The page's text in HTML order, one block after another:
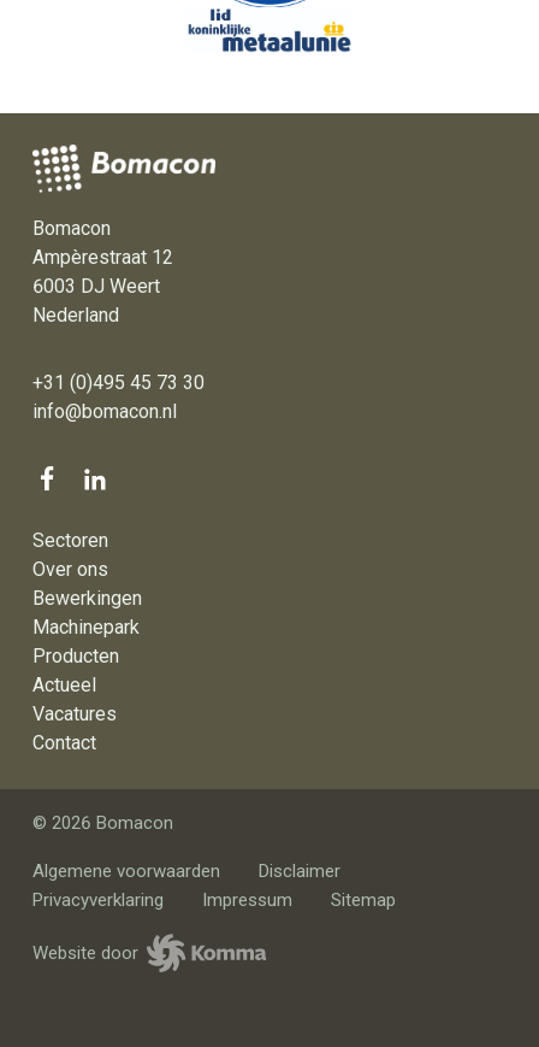
Bomacon
Ampèrestraat 12
6003 DJ Weert
Nederland
+31 (0)495 45 73 30
info@bomacon.nl
Sectoren
Over ons
Bewerkingen
Machinepark
Producten
Actueel
Vacatures
Contact
© 2026 Bomacon
Algemene voorwaarden
Disclaimer
Privacyverklaring
Impressum Sitemap
Website door